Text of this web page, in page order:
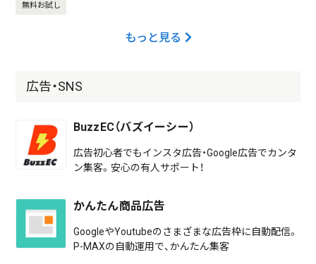
無料お試し
もっと見る
広告・SNS
BuzzEC（バズイーシー）
広告初心者でもインスタ広告・Google広告でカンタ
ン集客。安心の有人サポート！
かんたん商品広告
GoogleやYoutubeのさまざまな広告枠に自動配信。
P-MAXの自動運用で、かんたん集客